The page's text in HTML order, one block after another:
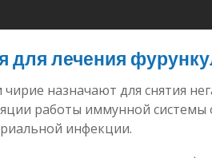
для лечения
назначают для снятия
работы иммунной системы
инфекции.